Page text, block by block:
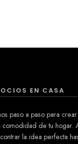
EN CASA
paso a paso para
comodidad de tu hogar.
la idea perfecta